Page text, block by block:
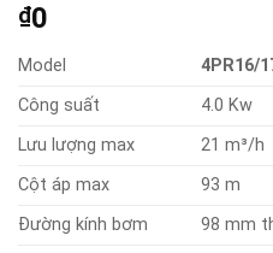
₫0
Model
4PR16/
Công suất
4.0 Kw
Lưu lượng max
21 m³/h
Cột áp max
93 m
Đường kính bơm
98 mm